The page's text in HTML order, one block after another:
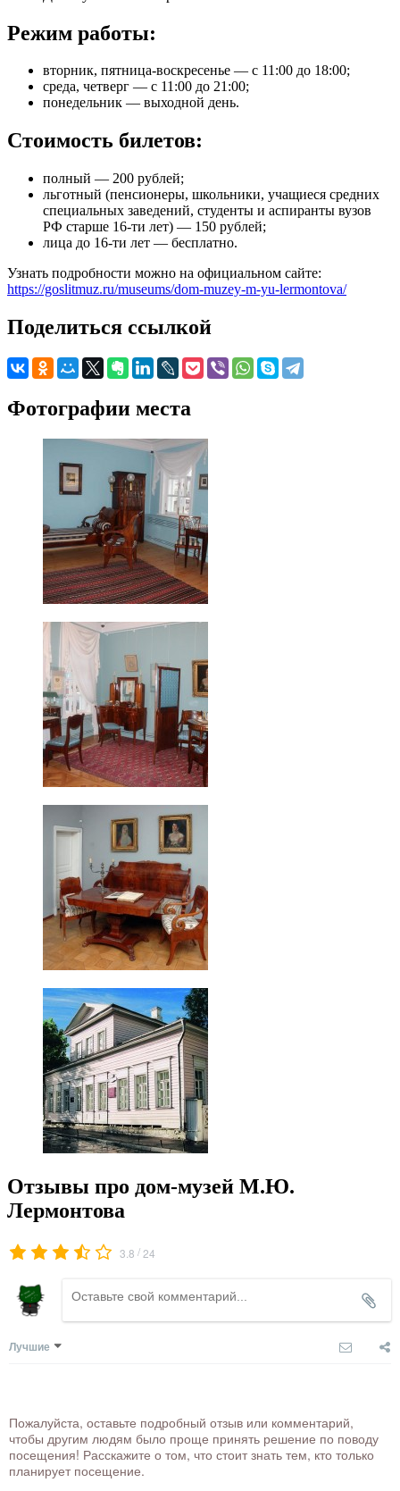
Режим работы:
вторник, пятница-воскресенье — с 11:00 до 18:00;
среда, четверг — с 11:00 до 21:00;
понедельник — выходной день.
Стоимость билетов:
полный — 200 рублей;
льготный (пенсионеры, школьники, учащиеся средних
специальных заведений, студенты и аспиранты вузов
РФ старше 16-ти лет) — 150 рублей;
лица до 16-ти лет — бесплатно.
Узнать подробности можно на официальном сайте:
https://goslitmuz.ru/museums/dom-muzey-m-yu-lermontova/
Поделиться ссылкой
Фотографии места
Отзывы про дом-музей М.Ю.
Лермонтова
3.8 /24
Лучшие
Пожалуйста, оставьте подробный отзыв или комментарий,
чтобы другим людям было проще принять решение по поводу
посещения! Расскажите о том, что стоит знать тем, кто только
планирует посещение.